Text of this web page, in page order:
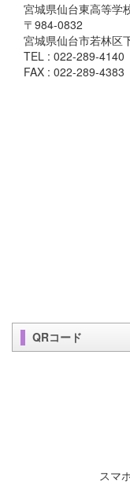
宮城県仙台東高等学
〒984-0832
宮城県仙台市若林区
TEL : 022-289-4140
FAX : 022-289-4383
QRコード
スマ